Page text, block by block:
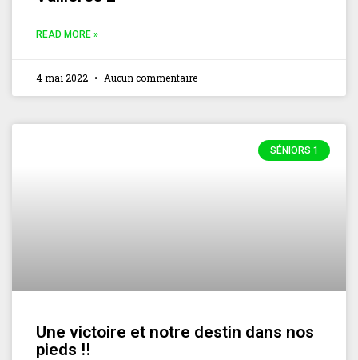
READ MORE »
4 mai 2022 Aucun commentaire
SÉNIORS 1
Une victoire et notre destin dans nos
pieds !!